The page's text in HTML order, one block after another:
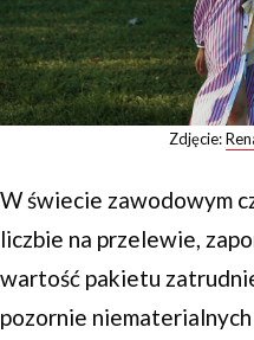
Zdjęcie:
W świecie zawodowym
liczbie na przelewie,
wartość pakietu
pozornie